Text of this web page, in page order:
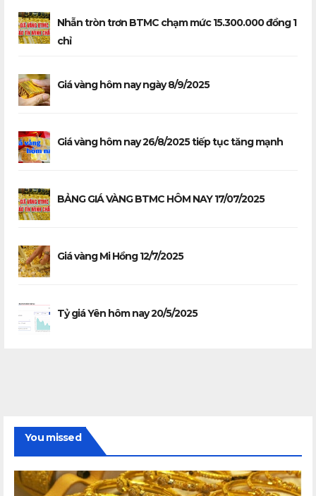
Nhẫn tròn trơn BTMC chạm mức 15.300.000 đồng 1
chỉ
Giá vàng hôm nay ngày 8/9/2025
Giá vàng hôm nay 26/8/2025 tiếp tục tăng mạnh
BẢNG GIÁ VÀNG BTMC HÔM NAY 17/07/2025
Giá vàng Mi Hồng 12/7/2025
Tỷ giá Yên hôm nay 20/5/2025
You missed